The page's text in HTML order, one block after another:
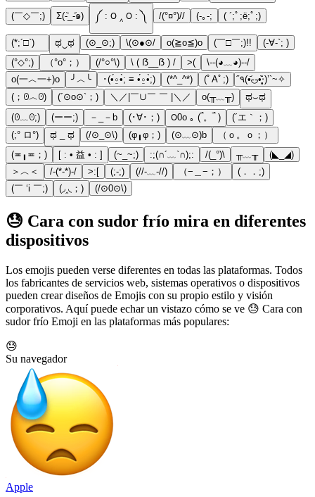
(￣◇￣;) Σ(-᷅_-᷄๑) ༼ : ౦ ‸ ౦ : ༽ /(°¤°)// (-｡-; ( ´;ﾟ;ё;ﾟ;)
(*;´□`)ゞ ಥ‿ಥ (⊙_⊙;) \(⊙●⊙/ o(≧o≦)o (￣□￣;)!!
(-∀-`; )
(°◇°;)
（°o°；） (/°○°\) \ ( ẞ__ẞ ) / >(
\--(◕﹏◕)--/
o(一︿一+)o
╯︿╰ ･(•́⍛•̀; ≡ •́⍛•̀;) (*^_^*) (ﾟAﾟ;)
٩̋(•᷄◟̵◞̵•᷅‧̣̥̇)’`~✧
(；ꏿ︿ꏿ)
(´⊙o⊙`；) ＼／|￣∪￣ ￣ |＼／ o(╥﹏╥)
ಥ⌣ಥ
(ꏿ﹏ꏿ;)
(ーー;) －_－b (･∀･；) ౦0o ｡ (‾́。‾́ )
(´エ｀；)
(;° ロ°)
ಥ _ ಥ (/⊙_⊙\) (φ╻φ；) (⊙﹏⊙)b
（ｏ。ｏ；）
(≖╻≖；)
[ : • 益 • : ] (~_~;) :;(∩´﹏`∩);: /(_°)\ ╥﹏╥
(◣_◢)
＞︿＜
/-(*-*)-/ >:[ (;-;) (//-﹏-//) （−＿−；）
(．．;)
(￣ ‘i ￣;)
(◞‸◟；) (/⊙0⊙\)
😓 Cara con sudor frío mira en diferentes
dispositivos
Los emojis pueden verse diferentes en todas las plataformas. Todos
los fabricantes de servicios web, sistemas operativos o dispositivos
pueden crear diseños de Emojis con su propio estilo y visión
corporativos. Aquí puede echar un vistazo cómo se ve 😓 Cara con
sudor frío Emoji en las plataformas más populares:
😓
Su navegador
Apple